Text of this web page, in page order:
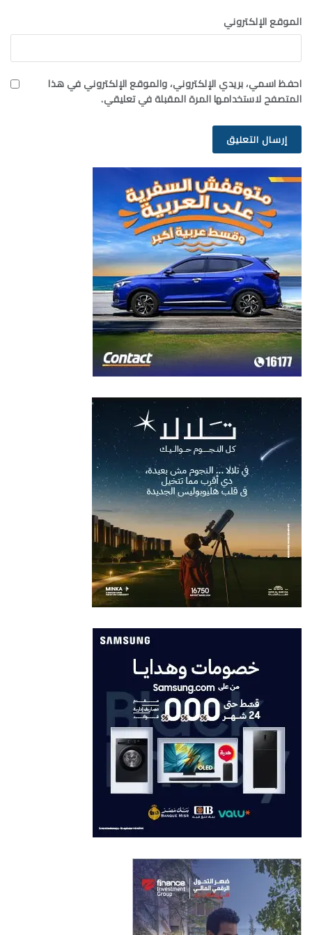
الموقع الإلكتروني
احفظ اسمي، بريدي الإلكتروني، والموقع الإلكتروني في هذا
المتصفح لاستخدامها المرة المقبلة في تعليقي.